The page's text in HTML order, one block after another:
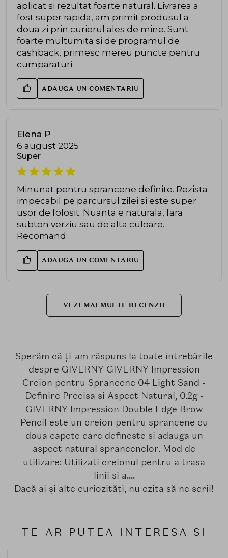
aplicat si rezultat foarte natural. Livrarea a
fost super rapida, am primit produsul a
doua zi prin curierul ales de mine. Sunt
foarte multumita si de programul de
cashback, primesc mereu puncte pentru
cumparaturi.
ADAUGA UN COMENTARIU
Elena P
6 august 2025
Super
Minunat pentru sprancene definite. Rezista
impecabil pe parcursul zilei si este super
usor de folosit. Nuanta e naturala, fara
subton verziu sau de alta culoare.
Recomand
ADAUGA UN COMENTARIU
VEZI MAI MULTE RECENZII
Sperăm că ți-am răspuns la toate întrebările
despre GIVERNY GIVERNY Impression
Creion pentru Sprancene 04 Light Sand -
Definire Precisa si Aspect Natural, 0.2g -
GIVERNY Impression Double Edge Brow
Pencil este un creion pentru sprancene cu
doua capete care defineste si adauga un
aspect natural sprancenelor. Mod de
utilizare: Utilizati creionul pentru a trasa
linii si a....
Dacă ai și alte curiozități, nu ezita să ne scrii!
TE-AR PUTEA INTERESA SI